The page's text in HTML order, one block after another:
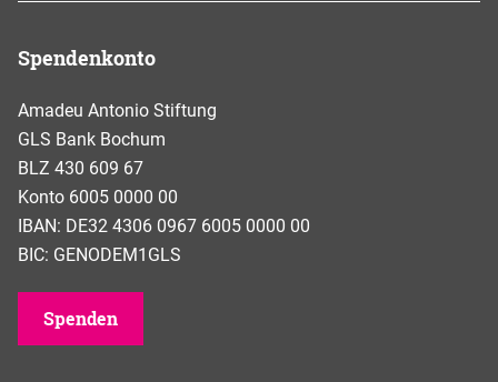
Spendenkonto
Amadeu Antonio Stiftung
GLS Bank Bochum
BLZ 430 609 67
Konto 6005 0000 00
IBAN: DE32 4306 0967 6005 0000 00
BIC: GENODEM1GLS
Spenden